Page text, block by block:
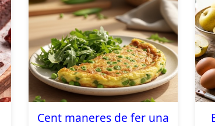
Cent maneres de fer una